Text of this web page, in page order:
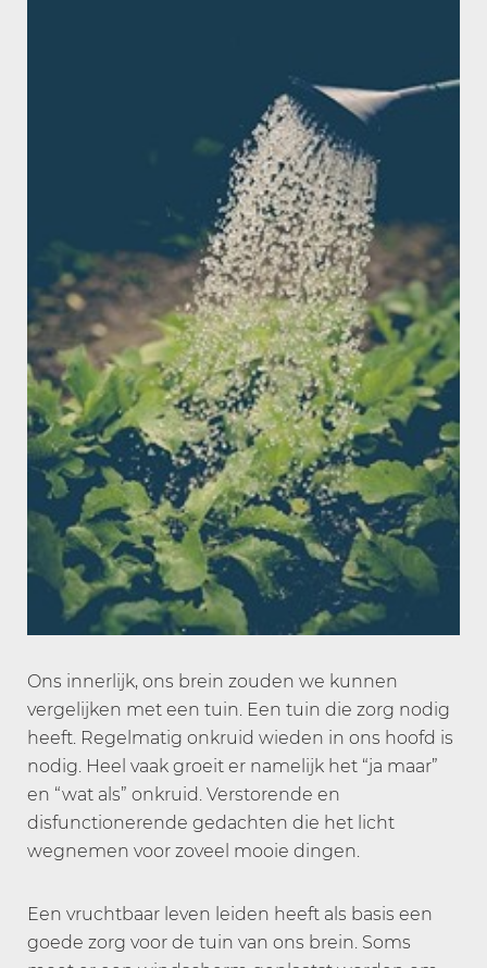
Ons innerlijk, ons brein zouden we kunnen
vergelijken met een tuin. Een tuin die zorg nodig
heeft. Regelmatig onkruid wieden in ons hoofd is
nodig. Heel vaak groeit er namelijk het “ja maar”
en “wat als” onkruid. Verstorende en
disfunctionerende gedachten die het licht
wegnemen voor zoveel mooie dingen.
Een vruchtbaar leven leiden heeft als basis een
goede zorg voor de tuin van ons brein. Soms